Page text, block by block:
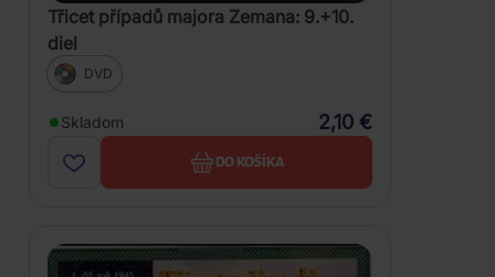
Třicet případů majora Zemana: 9.+10.
diel
DVD
Skladom 2,10 €
DO KOŠÍKA